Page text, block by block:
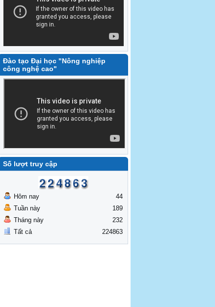
Đào tạo Đại học "Nông nghiệp
công nghệ cao"
Số lượt truy cập
Hôm nay
Tuần này
Tháng này
Tất cả
44
189
232
224863